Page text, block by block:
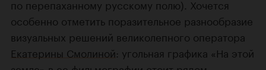
по перепаханному русскому полю). Хочется
особенно отметить поразительное разнообразие
визуальных решений великолепного оператора
Екатерины Смолиной: угольная графика «На этой